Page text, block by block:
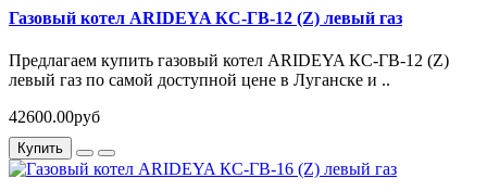
Газовый котел ARIDEYA КС-ГВ-12 (Z) левый газ
Предлагаем купить газовый котел ARIDEYA КС-ГВ-12 (Z)
левый газ по самой доступной цене в Луганске и ..
42600.00руб
Купить